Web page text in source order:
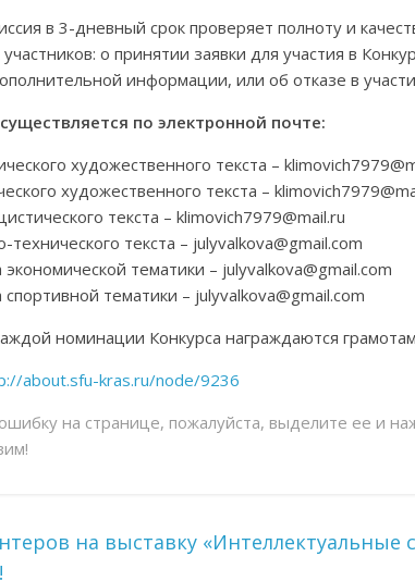
в 3-дневный срок проверяет полноту и
о принятии заявки для участия в
информации, или об отказе в
по электронной почте:
художественного текста –
художественного текста –
текста – klimovich7979@mail.ru
текста – julyvalkova@gmail.com
тематики – julyvalkova@gmail.com
тематики – julyvalkova@gmail.com
номинации Конкурса награждаются
about.sfu-kras.ru/node/9236
на странице, пожалуйста, выделите ее и
на выставку «Интеллектуальные